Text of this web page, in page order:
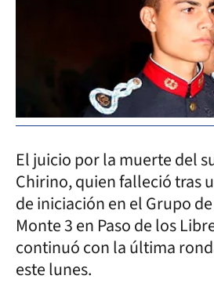
El juicio por la muerte del
Chirino, quien falleció tras
de iniciación en el Grupo
Monte 3 en Paso de los
continuó con la última
este lunes.